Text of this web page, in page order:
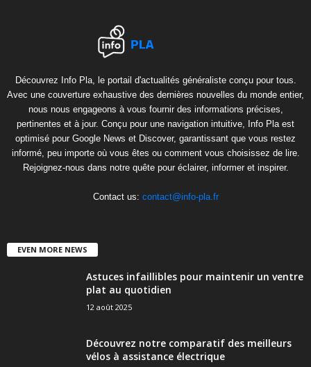
Découvrez Info Pla, le portail d'actualités généraliste conçu pour tous.
Avec une couverture exhaustive des dernières nouvelles du monde entier,
nous nous engageons à vous fournir des informations précises,
pertinentes et à jour. Conçu pour une navigation intuitive, Info Pla est
optimisé pour Google News et Discover, garantissant que vous restez
informé, peu importe où vous êtes ou comment vous choisissez de lire.
Rejoignez-nous dans notre quête pour éclairer, informer et inspirer.
Contact us: contact@info-pla.fr
EVEN MORE NEWS
Astuces infaillibles pour maintenir un ventre
plat au quotidien
12 août 2025
Découvrez notre comparatif des meilleurs
vélos à assistance électrique